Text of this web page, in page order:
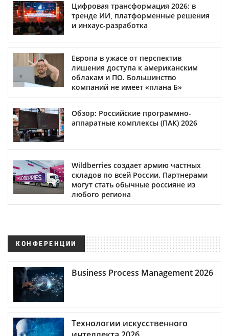
Цифровая трансформация 2026: в
тренде ИИ, платформенные решения
и инхаус-разработка
Европа в ужасе от перспектив
лишения доступа к американским
облакам и ПО. Большинство
компаний не имеет «плана Б»
Обзор: Российские программно-
аппаратные комплексы (ПАК) 2026
Wildberries создает армию частных
складов по всей России. Партнерами
могут стать обычные россияне из
любого региона
КОНФЕРЕНЦИИ
Business Process Management 2026
Технологии искусственного